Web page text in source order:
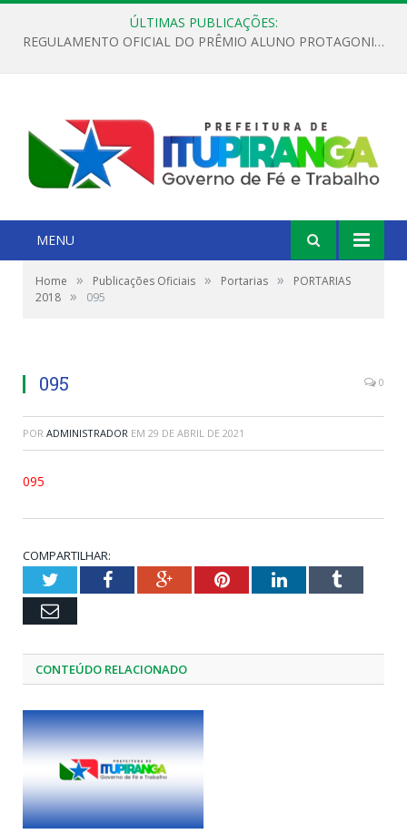
ÚLTIMAS PUBLICAÇÕES:
REGULAMENTO OFICIAL DO PRÊMIO ALUNO PROTAGONISTA – EDIÇÃO 2026
MENU
Home » Publicações Oficiais » Portarias »
PORTARIAS
2018 » 095
095 0
POR ADMINISTRADOR EM 29 DE ABRIL DE 2021
095
COMPARTILHAR:
TwitterFacebookGoogle+PinterestLinkedInTumblr
Email
CONTEÚDO RELACIONADO